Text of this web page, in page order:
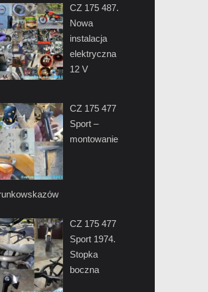
CZ 175 487.
Nowa
instalacja
elektryczna
12 V
CZ 175 477
Sport –
montowanie
CZ 175 477
Sport 1974.
Stopka
boczna